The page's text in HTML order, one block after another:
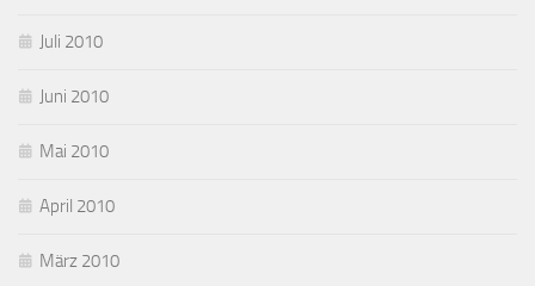
Juli 2010
Juni 2010
Mai 2010
April 2010
März 2010